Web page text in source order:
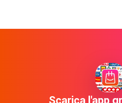
Scarica l'app